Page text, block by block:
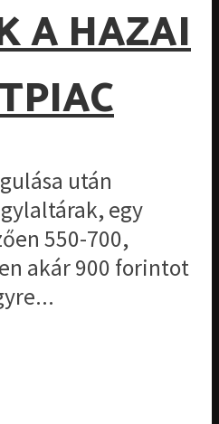
A HAZAI
után
egy
550-700,
akár 900 forintot